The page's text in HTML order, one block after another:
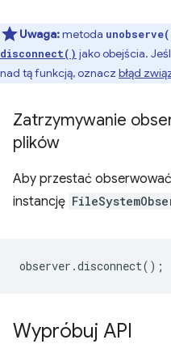
Uwaga:metoda
disconnect() jako obejścia.
nad tą funkcją, oznacz błąd
Zatrzymywanie
plików
Aby przestać
instancję
observer .disconnect();
Wypróbuj API